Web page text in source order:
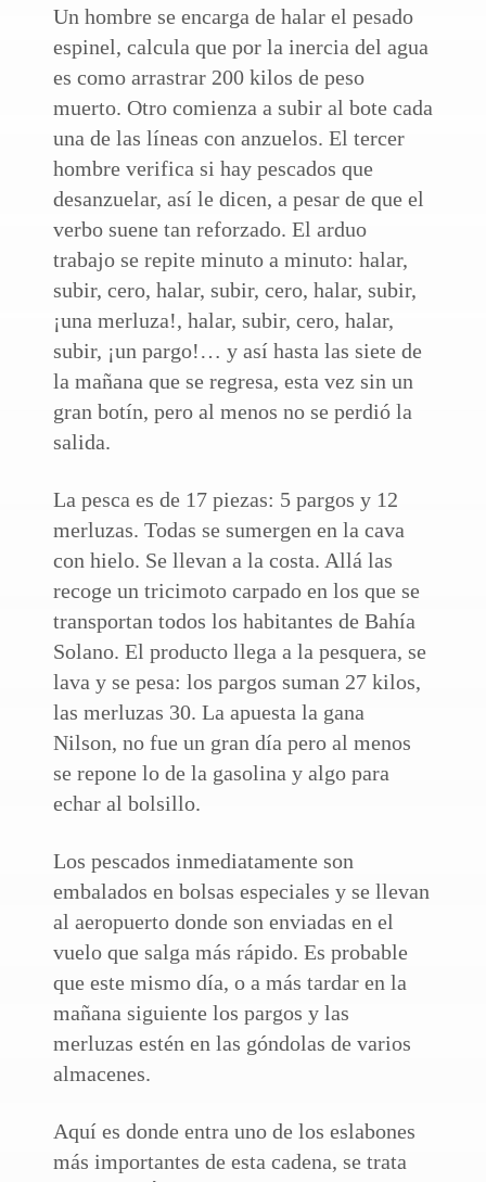
Un hombre se encarga de halar el pesado
espinel, calcula que por la inercia del agua
es como arrastrar 200 kilos de peso
muerto. Otro comienza a subir al bote cada
una de las líneas con anzuelos. El tercer
hombre verifica si hay pescados que
desanzuelar, así le dicen, a pesar de que el
verbo suene tan reforzado. El arduo
trabajo se repite minuto a minuto: halar,
subir, cero, halar, subir, cero, halar, subir,
¡una merluza!, halar, subir, cero, halar,
subir, ¡un pargo!… y así hasta las siete de
la mañana que se regresa, esta vez sin un
gran botín, pero al menos no se perdió la
salida.
La pesca es de 17 piezas: 5 pargos y 12
merluzas. Todas se sumergen en la cava
con hielo. Se llevan a la costa. Allá las
recoge un tricimoto carpado en los que se
transportan todos los habitantes de Bahía
Solano. El producto llega a la pesquera, se
lava y se pesa: los pargos suman 27 kilos,
las merluzas 30. La apuesta la gana
Nilson, no fue un gran día pero al menos
se repone lo de la gasolina y algo para
echar al bolsillo.
Los pescados inmediatamente son
embalados en bolsas especiales y se llevan
al aeropuerto donde son enviadas en el
vuelo que salga más rápido. Es probable
que este mismo día, o a más tardar en la
mañana siguiente los pargos y las
merluzas estén en las góndolas de varios
almacenes.
Aquí es donde entra uno de los eslabones
más importantes de esta cadena, se trata